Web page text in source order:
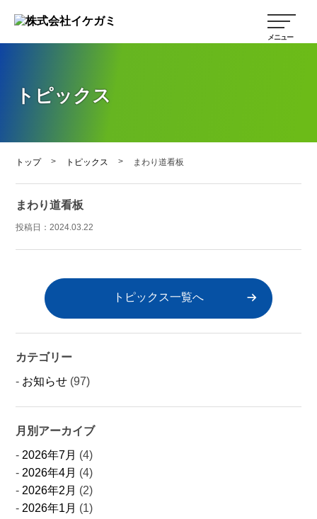
トピックス
トップ > トピックス > まわり道看板
まわり道看板
投稿日：2024.03.22
トピックス一覧へ
カテゴリー
お知らせ (97)
月別アーカイブ
2026年7月 (4)
2026年4月 (4)
2026年2月 (2)
2026年1月 (1)